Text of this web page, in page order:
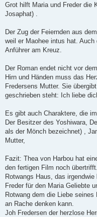
Grot hilft Maria und Freder die
Josaphat) .
Der Zug der Feiernden aus
weil er Maohee intus hat.
Anführer am Kreuz.
Der Roman endet nicht vor
Hirn und Händen muss das
Fredersens Mutter. Sie
geschrieben steht: Ich liebe
Es gibt auch Charaktere, die
Der Besitzer des Yoshiwara,
als der Mönch bezeichnet) ,
Mutter,
Fazit: Thea von Harbou hat
den fertigen Film noch
Rotwangs Haus, das irgendwie
Freder für den Maria Geliebte
Rotwang dem die Liebe
an Rache denken kann.
Joh Fredersen der herzlose